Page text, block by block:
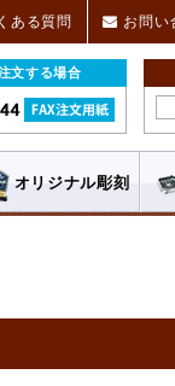
ある質問 お問い
文する場合
オリジナル彫刻